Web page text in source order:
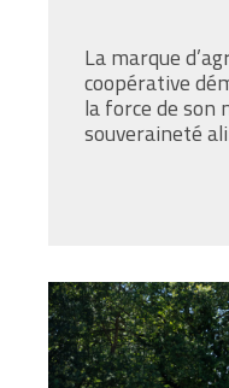
La marque
coopérative
la force de son
souveraineté